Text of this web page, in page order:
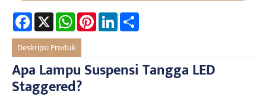
Facebook
X WhatsAppPinterestLinkedIn
Deskripsi Produk
Apa Lampu Suspensi Tangga LED
Staggered?